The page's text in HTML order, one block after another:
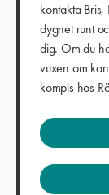
kontakta
dygnet runt
dig. Om du
vuxen om
kompis hos